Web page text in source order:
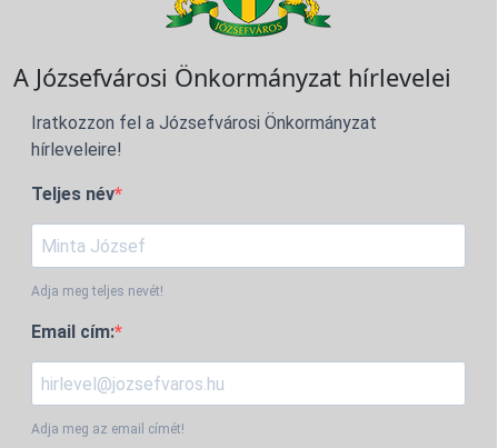
A Józsefvárosi Önkormányzat hírlevelei
Iratkozzon fel a Józsefvárosi Önkormányzat
hírleveleire!
Teljes név
Adja meg teljes nevét!
Email cím:
Adja meg az email címét!